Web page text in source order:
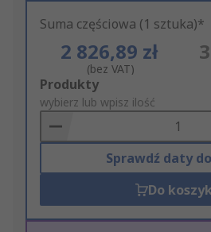
Suma częściowa (1 sztuka)*
2 826,89 zł
(bez VAT)
Add
to
Basket
Produkty
wybierz lub wpisz ilość
Sprawdź daty
Do